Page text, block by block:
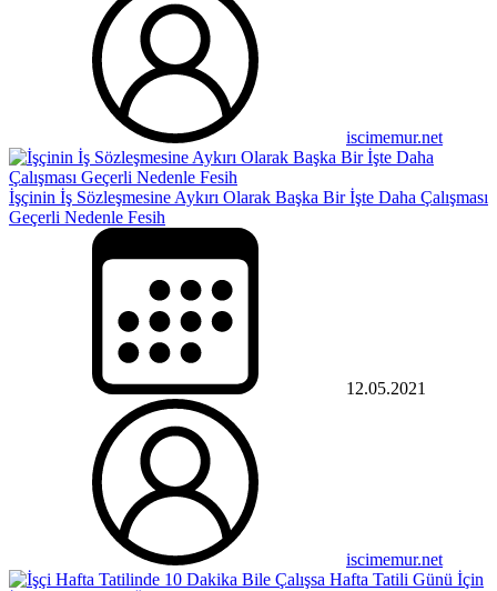
iscimemur.net
İşçinin İş Sözleşmesine Aykırı Olarak Başka Bir İşte Daha Çalışması
Geçerli Nedenle Fesih
12.05.2021
iscimemur.net